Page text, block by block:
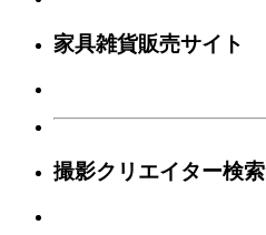
家具雑貨販売サイト
撮影クリエイター検